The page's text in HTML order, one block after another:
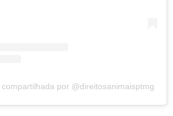
por @direitosanimaisptmg